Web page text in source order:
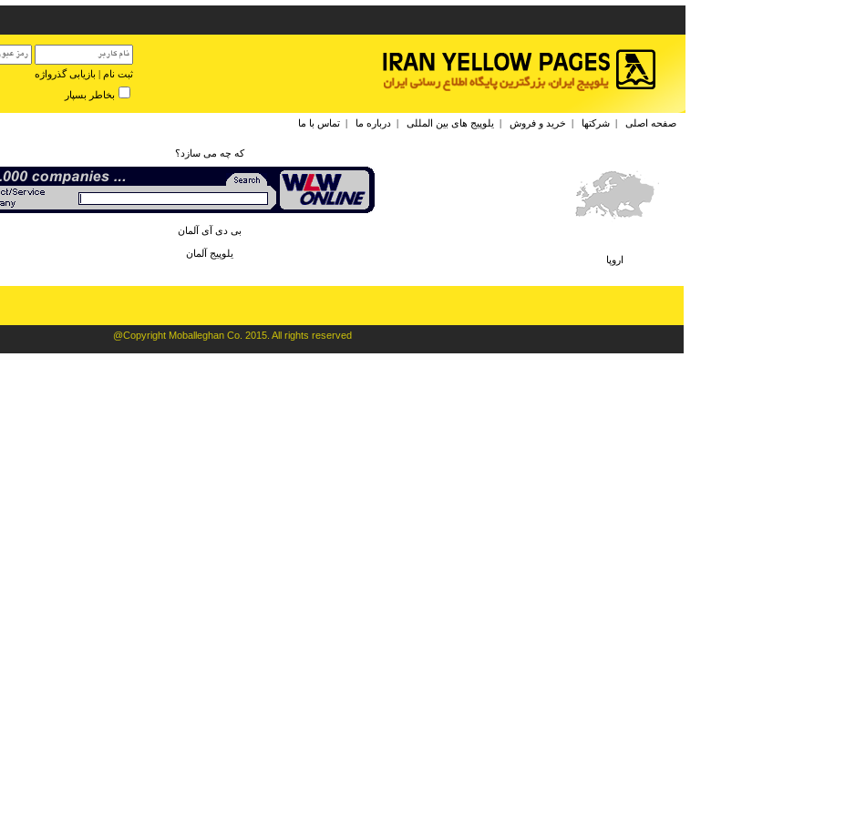
ثبت نام بازیابی گذرواژه
بخاطر بسپار
صفحه اصلی شرکتها خرید و فروش یلوپیج های بین المللی درباره ما تماس با ما
اروپا
که چه می سازد؟
بی دی آی آلمان
يلوپيج آلمان
@Copyright Moballeghan Co. 2015. All rights reserved